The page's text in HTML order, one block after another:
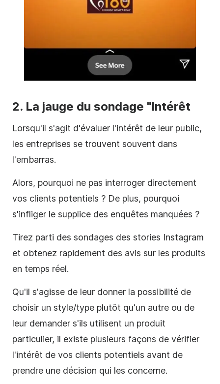
2. La jauge du sondage "Intérêt
Lorsqu'il s'agit d'évaluer l'intérêt de leur public,
les entreprises se trouvent souvent dans
l'embarras.
Alors, pourquoi ne pas interroger directement
vos clients potentiels ? De plus, pourquoi
s'infliger le supplice des enquêtes manquées ?
Tirez parti des sondages des stories Instagram
et obtenez rapidement des avis sur les produits
en temps réel.
Qu'il s'agisse de leur donner la possibilité de
choisir un style/type plutôt qu'un autre ou de
leur demander s'ils utilisent un produit
particulier, il existe plusieurs façons de vérifier
l'intérêt de vos clients potentiels avant de
prendre une décision qui les concerne.